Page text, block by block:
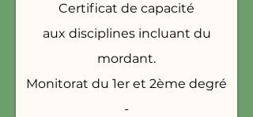
Certificat de capacité
aux disciplines incluant du
mordant.
Monitorat du 1er et 2ème degré
-